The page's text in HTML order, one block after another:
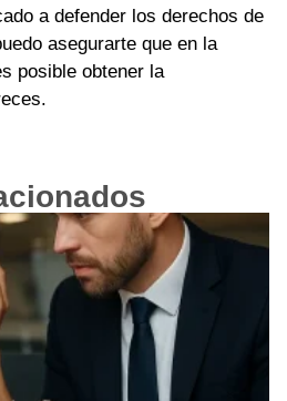
a defender los derechos de
asegurarte que en la
posible obtener la